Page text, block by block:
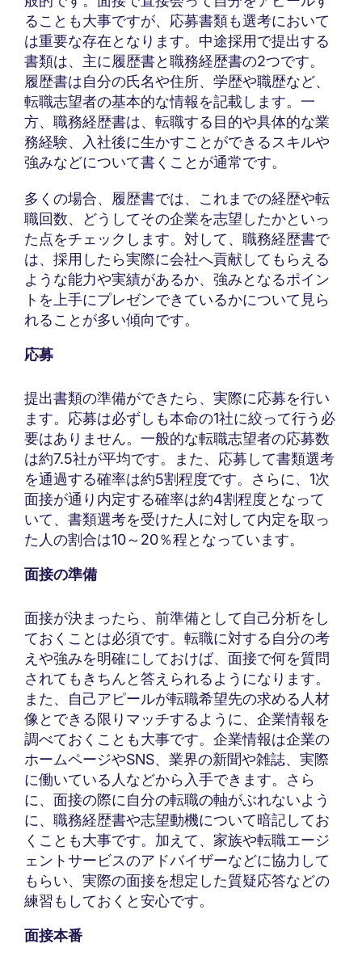
ることも大事ですが、応募書類も選考において
は重要な存在となります。中途採用で提出する
書類は、主に履歴書と職務経歴書の2つです。
履歴書は自分の氏名や住所、学歴や職歴など、
転職志望者の基本的な情報を記載します。一
方、職務経歴書は、転職する目的や具体的な業
務経験、入社後に生かすことができるスキルや
強みなどについて書くことが通常です。
多くの場合、履歴書では、これまでの経歴や転
職回数、どうしてその企業を志望したかといっ
た点をチェックします。対して、職務経歴書で
は、採用したら実際に会社へ貢献してもらえる
ような能力や実績があるか、強みとなるポイン
トを上手にプレゼンできているかについて見ら
れることが多い傾向です。
応募
提出書類の準備ができたら、実際に応募を行い
ます。応募は必ずしも本命の1社に絞って行う必
要はありません。一般的な転職志望者の応募数
は約7.5社が平均です。また、応募して書類選考
を通過する確率は約5割程度です。さらに、1次
面接が通り内定する確率は約4割程度となって
いて、書類選考を受けた人に対して内定を取っ
た人の割合は10～20％程となっています。
面接の準備
面接が決まったら、前準備として自己分析をし
ておくことは必須です。転職に対する自分の考
えや強みを明確にしておけば、面接で何を質問
されてもきちんと答えられるようになります。
また、自己アピールが転職希望先の求める人材
像とできる限りマッチするように、企業情報を
調べておくことも大事です。企業情報は企業の
ホームページやSNS、業界の新聞や雑誌、実際
に働いている人などから入手できます。さら
に、面接の際に自分の転職の軸がぶれないよう
に、職務経歴書や志望動機について暗記してお
くことも大事です。加えて、家族や転職エージ
ェントサービスのアドバイザーなどに協力して
もらい、実際の面接を想定した質疑応答などの
練習もしておくと安心です。
面接本番